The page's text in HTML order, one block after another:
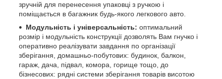
зручній для перенесення упаковці з ручкою і
поміщається в багажник будь-якого легкового авто.
Модульність і універсальність: оптимальний
розмір і модульність конструкції дозволять Вам гнучко і
оперативно реалізувати завдання по організації
зберігання, домашньо-побутових: будинок, балкон,
гараж, дача, підвал, комора, горище тощо, до
бізнесових: рядні системи зберігання товарів висотою